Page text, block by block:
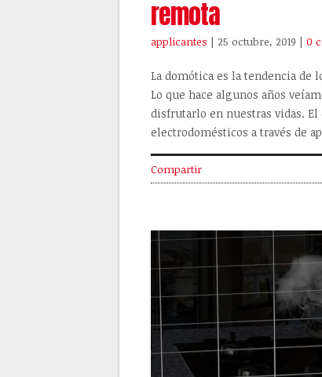
remota
applicantes | 25 octubre, 2019 | 0
La domótica es la tendencia de
Lo que hace algunos años
disfrutarlo en nuestras vidas.
electrodomésticos a través de
Compartir